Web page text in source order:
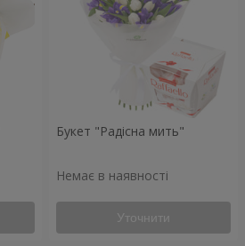
Букет "Радісна мить"
Немає в наявності
Уточнити